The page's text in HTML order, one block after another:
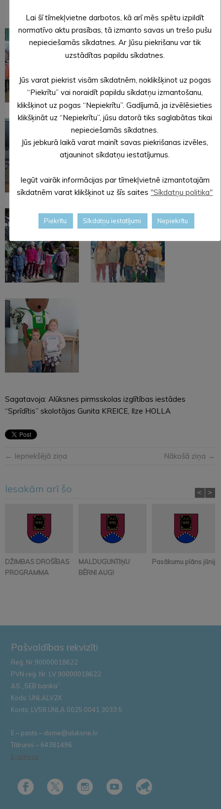
Sagatavoja: Alūksnes pirmsskolas izglītības iestādes
“Sprīdītis” skolotājas Gunita KREICE, Ilze HOLLA
← Iepriekšējā ziņa Nākošā ziņa →
Iesakām arī šo
DŽIMBAS DROŠĪBAS
PROGRAMMA
MALDUGUNTIŅU
BĒRNI AUG!
Pasākumu plāns jūnijā
< >
Pašvaldības rekvizīti
Reģ. Nr.90000018622
PVN reģ. Nr. LV 90000018622
AS „SEB banka”
Kods: UNLALV2X
Konts: LV58 UNLA 0025 0041 3033 5
E – pasts – dome@aluksne.lv
Tālrunis – 64381496
E-adrese
Lai šī tīmekļvietne darbotos, kā arī mēs spētu izpildīt
normatīvo aktu prasības, tā izmanto savas un trešo pušu
nepieciešamās sīkdatnes. Ar Jūsu piekrišanu var tik
uzstādītas papildu sīkdatnes.
Jūs varat piekrist visām sīkdatnēm, noklikšķinot uz pogas
“Piekrītu” vai noraidīt papildu sīkdatņu izmantošanu,
klikšķinot uz pogas “Nepiekrītu”. Gadījumā, ja izvēlēsieties
klikšķināt uz “Nepiekrītu”, jūsu datorā tiks saglabātas tikai
nepieciešamās sīkdatnes.
Jūs jebkurā laikā varat mainīt savas piekrišanas izvēles,
atjauninot sīkdatņu iestatījumus.
Iegūt vairāk informācijas par tīmekļvietnē izmantotajām
sīkdatnēm varat klikšķinot uz šīs saites "Sīkdatņu politika"
Piekrītu Sīkdatņu iestatījumi Nepiekrītu